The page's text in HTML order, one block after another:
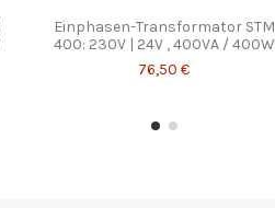
Einphasen-Transformator STM
400: 230V | 24V , 400VA / 400W
76,50 €